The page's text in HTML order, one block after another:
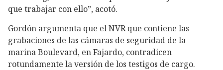
que trabajar con ello”, acotó.
Gordón argumenta que el NVR que contiene las
grabaciones de las cámaras de seguridad de la
marina Boulevard, en Fajardo, contradicen
rotundamente la versión de los testigos de cargo.